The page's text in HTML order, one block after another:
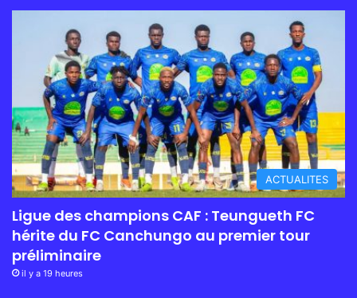
ACTUALITES
Ligue des champions CAF : Teungueth FC
hérite du FC Canchungo au premier tour
préliminaire
il y a 19 heures